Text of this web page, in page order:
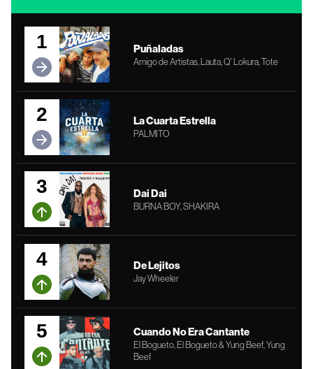
1 Puñaladas
Amigo de Artistas, Lauta, Q' Lokura, Tote
2 La Cuarta Estrella
PALMITO
3 Dai Dai
BURNA BOY, SHAKIRA
4 De Lejitos
Jay Wheeler
5 Cuando No Era Cantante
El Bogueto, El Bogueto & Yung Beef, Yung
Beef